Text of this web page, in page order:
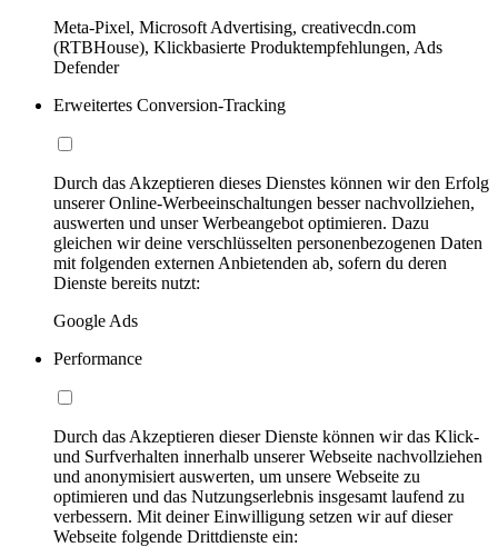
Meta-Pixel, Microsoft Advertising, creativecdn.com
(RTBHouse), Klickbasierte Produktempfehlungen, Ads
Defender
Erweitertes Conversion-Tracking
Durch das Akzeptieren dieses Dienstes können wir den Erfolg
unserer Online-Werbeeinschaltungen besser nachvollziehen,
auswerten und unser Werbeangebot optimieren. Dazu
gleichen wir deine verschlüsselten personenbezogenen Daten
mit folgenden externen Anbietenden ab, sofern du deren
Dienste bereits nutzt:
Google Ads
Performance
Durch das Akzeptieren dieser Dienste können wir das Klick-
und Surfverhalten innerhalb unserer Webseite nachvollziehen
und anonymisiert auswerten, um unsere Webseite zu
optimieren und das Nutzungserlebnis insgesamt laufend zu
verbessern. Mit deiner Einwilligung setzen wir auf dieser
Webseite folgende Drittdienste ein: